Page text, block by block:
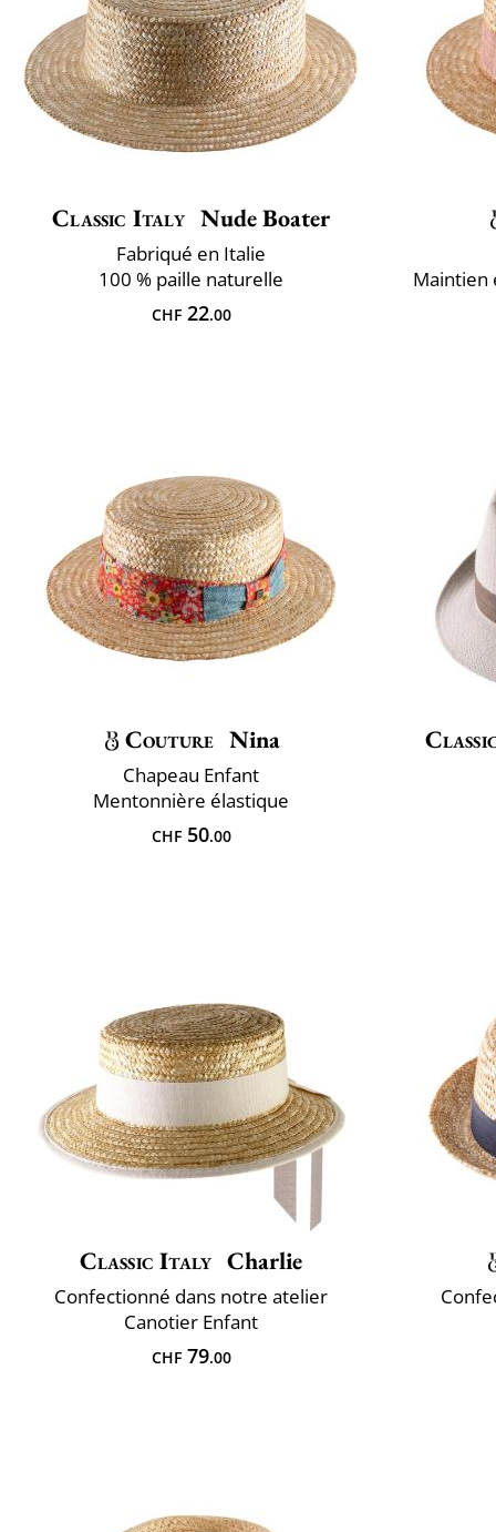
Classic Italy Nude Boater
Fabriqué en Italie
100 % paille naturelle
CHF22.00
Maintien
Couture Nina
Chapeau Enfant
Mentonnière élastique
CHF50.00
Classic Italy Charlie
Confectionné dans notre atelier
Canotier Enfant
CHF79.00